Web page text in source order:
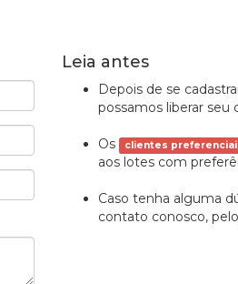
Leia antes
Depois de se
possamos liberar seu
Os clientes
aos lotes com
Caso tenha alguma
contato conosco, pelo